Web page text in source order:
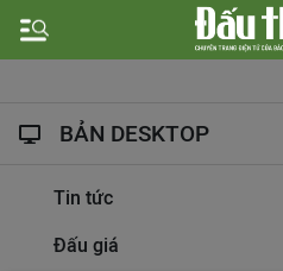
BẢN DESKTOP
Tin tức
Đấu giá